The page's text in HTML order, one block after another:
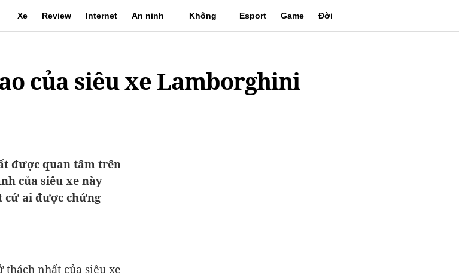
Xe Review Internet An ninh Không Esport Game Đời
của siêu xe Lamborghini
được quan tâm trên
của siêu xe này
cứ ai được chứng
nhất của siêu xe